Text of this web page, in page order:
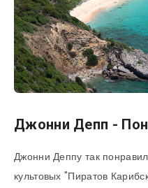
Джонни Депп -
Джонни Деппу так
культовых "Пиратов